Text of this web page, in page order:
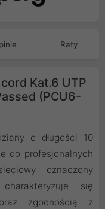
Raty
Kat.6 UTP
(PCU6-
o długości 10
do profesjonalnych
oznaczony
charakteryzuje się
zgodnością z